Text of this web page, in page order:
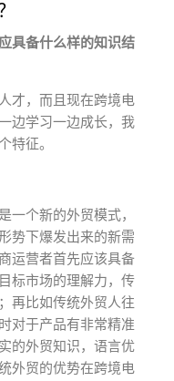
具备什么样的知识结
才，而且现在跨境电
边学习一边成长，我
特征。
一个新的外贸模式，
势下爆发出来的新需
运营者首先应该具备
标市场的理解力，传
再比如传统外贸人往
对于产品有非常精准
的外贸知识，语言优
外贸的优势在跨境电